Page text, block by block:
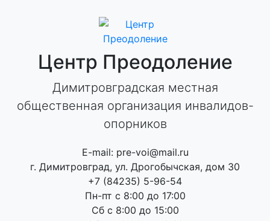
Центр Преодоление
Димитровградская местная
общественная организация инвалидов-
опорников
E-mail: pre-voi@mail.ru
г. Димитровград, ул. Дрогобычская, дом 30
+7 (84235) 5-96-54
Пн-пт с 8:00 до 17:00
Сб с 8:00 до 15:00